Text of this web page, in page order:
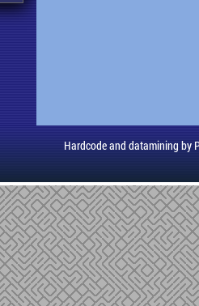
Hardcode and datamining by